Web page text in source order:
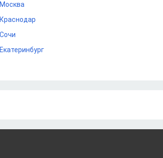
Москва
Краснодар
Сочи
Екатеринбург